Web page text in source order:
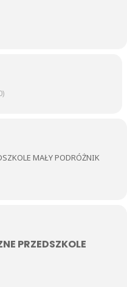
MAŁY PODRÓŻNIK
PRZEDSZKOLE